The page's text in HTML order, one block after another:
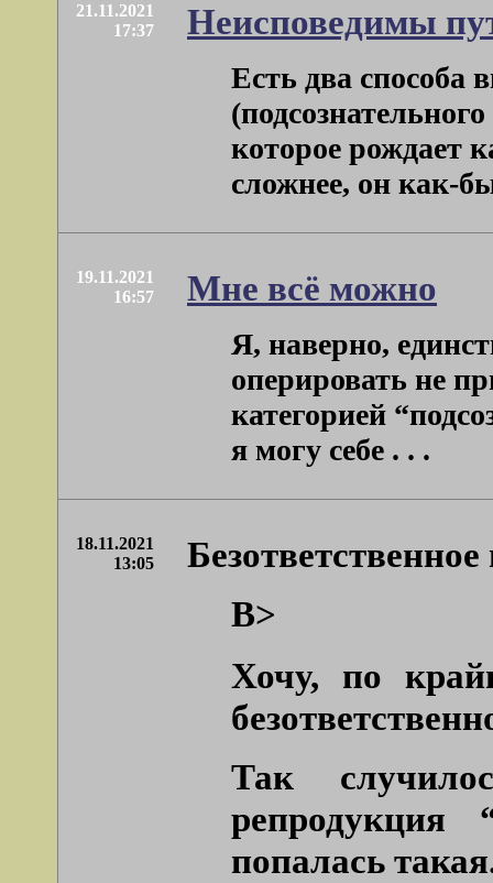
21.11.2021
17:37
Неисповедимы
Есть два способа
которое рождает
сложнее, он как-
19.11.2021
16:57
Мне всё можно
Я, наверно,
оперировать не
категорией
я могу себе . . .
18.11.2021
13:05
B>
Хочу, по
Так
репродукция
попалась